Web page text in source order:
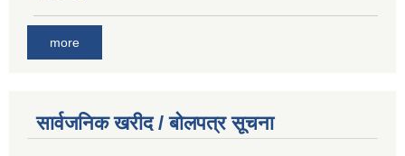
more
सार्वजनिक खरीद / बोलपत्र सूचना